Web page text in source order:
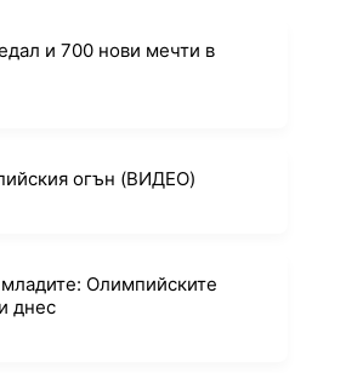
и 700 нови мечти в
огън (ВИДЕО)
Олимпийските
днес